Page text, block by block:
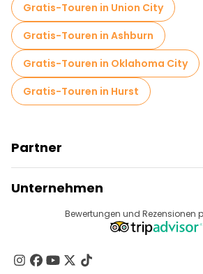
Gratis-Touren in Union City
Gratis-Touren in Ashburn
Gratis-Touren in Oklahoma City
Gratis-Touren in Hurst
Partner
Anbieter-Anmeldung
Affiliate-Programm
Unternehmen
Reiseziele
Kontakt
Bewertungen und Rezensionen